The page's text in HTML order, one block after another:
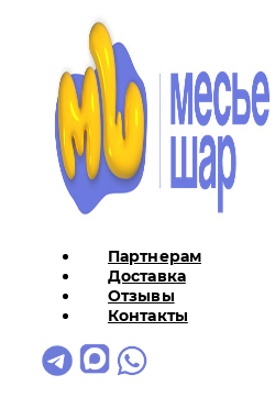
Партнерам
Доставка
Отзывы
Контакты